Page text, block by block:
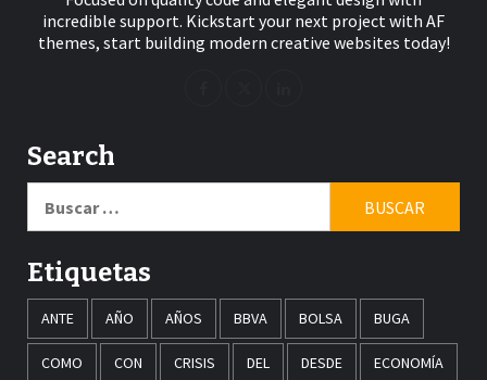
incredible support. Kickstart your next project with AF
themes, start building modern creative websites today!
Search
Etiquetas
ANTE AÑO AÑOS BBVA BOLSA BUGA
COMO CON CRISIS DEL DESDE ECONOMÍA